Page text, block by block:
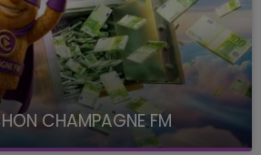
CHAMPAGNE FM
FM, à 8H10